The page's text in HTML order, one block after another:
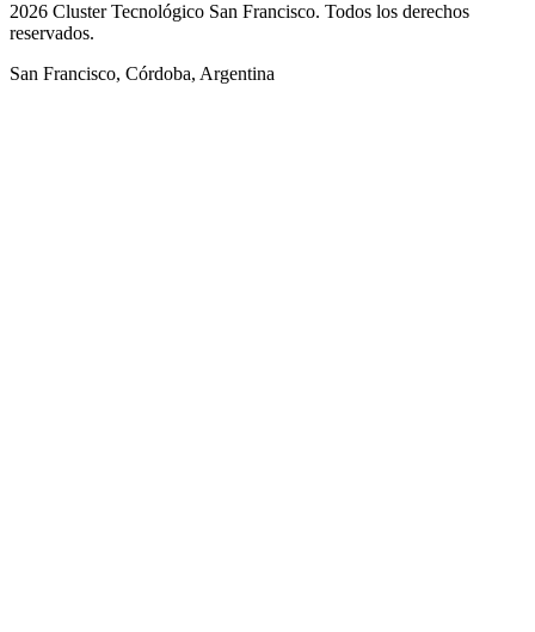
2026 Cluster Tecnológico San Francisco. Todos los derechos
reservados.
San Francisco, Córdoba, Argentina